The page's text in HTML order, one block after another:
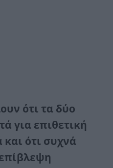
ότι τα δύο
για επιθετική
ότι συχνά